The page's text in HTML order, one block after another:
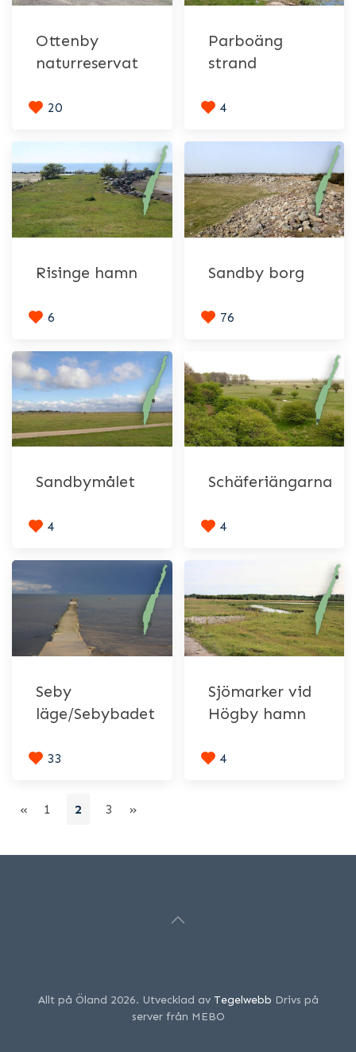
Ottenby
naturreservat
20
Parboäng
strand
4
Risinge hamn
6
Sandby borg
76
Sandbymålet
4
Schäferiängarna
4
Seby
läge/Sebybadet
33
Sjömarker vid
Högby hamn
4
« 1 2 3 »
Allt på Öland 2026. Utvecklad av Tegelwebb Drivs på
server från MEBO